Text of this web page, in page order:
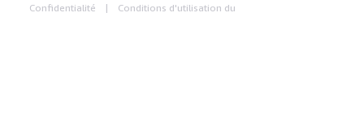
Confidentialité
Conditions d'utilisation du